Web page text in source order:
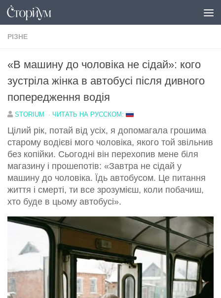
Перейти до вмісту
РІЗНЕ
«В машину до чоловіка не сідай»: кого
зустріла жінка в автобусі після дивного
попередження водія
STORIUM · ЧИТАТЬ НА РУССКОМ:
Цілий рік, потай від усіх, я допомагала грошима
старому водієві мого чоловіка, якого той звільнив
без копійки. Сьогодні він перехопив мене біля
магазину і прошепотів: «Завтра не сідай у
машину до чоловіка. Їдь автобусом. Це питання
життя і смерті, ти все зрозумієш, коли побачиш,
хто буде в цьому автобусі».